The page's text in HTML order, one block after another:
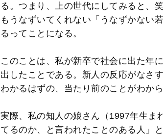
る。つまり、上の世代にしてみると、
もうなずいてくれない「うなずかない
るってことになる。
このことは、私が新卒で社会に出た年
出したことである。新人の反応がなさ
わかるはずの、当たり前のことがわか
実際、私の知人の娘さん（1997年生ま
てるのか、と言われたことのある人」